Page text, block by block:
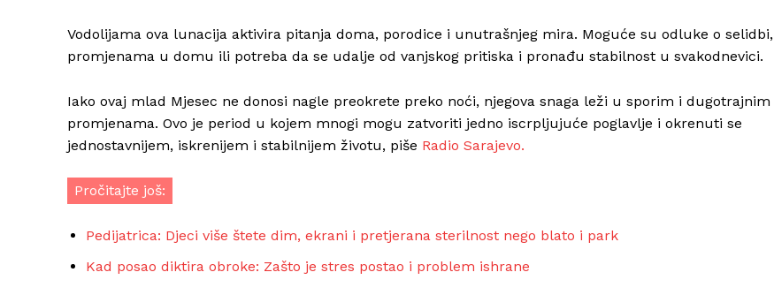
Vodolijama ova lunacija aktivira pitanja doma, porodice i unutrašnjeg mira. Moguće su odluke o selidbi,
promjenama u domu ili potreba da se udalje od vanjskog pritiska i pronađu stabilnost u svakodnevici.
Iako ovaj mlad Mjesec ne donosi nagle preokrete preko noći, njegova snaga leži u sporim i dugotrajnim
promjenama. Ovo je period u kojem mnogi mogu zatvoriti jedno iscrpljujuće poglavlje i okrenuti se
jednostavnijem, iskrenijem i stabilnijem životu, piše Radio Sarajevo.
Pročitajte još:
Pedijatrica: Djeci više štete dim, ekrani i pretjerana sterilnost nego blato i park
Kad posao diktira obroke: Zašto je stres postao i problem ishrane